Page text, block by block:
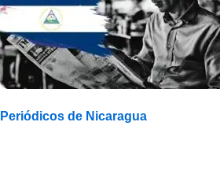
Periódicos de Nicaragua